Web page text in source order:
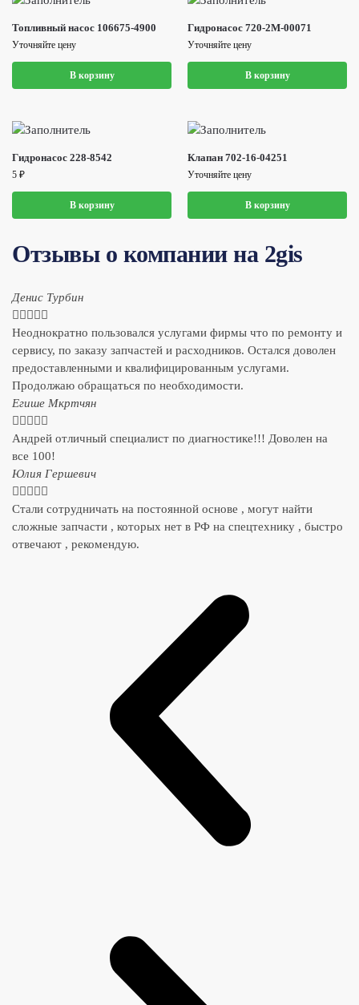
Топливный насос 106675-4900
Уточняйте цену
В корзину
Гидронасос 720-2M-00071
Уточняйте цену
В корзину
Гидронасос 228-8542
5 ₽
В корзину
Клапан 702-16-04251
Уточняйте цену
В корзину
Отзывы о компании на 2gis
Денис Турбин
    
Неоднократно пользовался услугами фирмы что по ремонту и
сервису, по заказу запчастей и расходников. Остался доволен
предоставленными и квалифицированным услугами.
Продолжаю обращаться по необходимости.
​Егише Мкртчян
    
Андрей отличный специалист по диагностике!!! Доволен на
все 100!
​Юлия Гершевич
    
Стали сотрудничать на постоянной основе , могут найти
сложные запчасти , которых нет в РФ на спецтехнику , быстро
отвечают , рекомендую.